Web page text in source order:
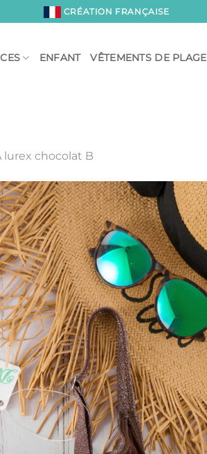
CRÉATION FRANÇAISE
ENFANT VÊTEMENTS DE PLAGE
lurex chocolat B